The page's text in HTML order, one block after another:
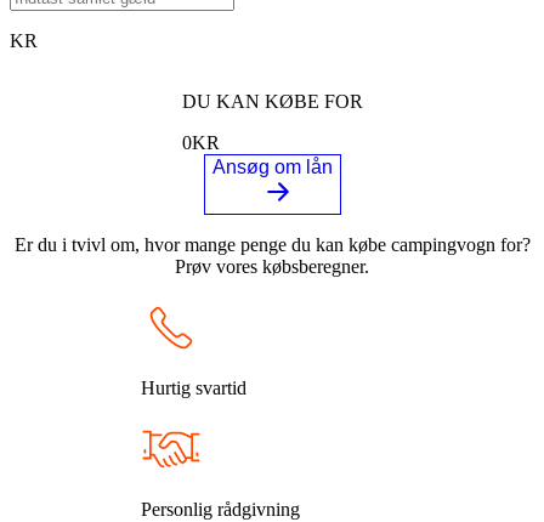
Er du i tvivl om, hvor mange penge du kan købe campingvogn for?
Prøv vores købsberegner.
KR
DU KAN KØBE FOR
0KR
Ansøg om lån
Hurtig svartid
Personlig rådgivning